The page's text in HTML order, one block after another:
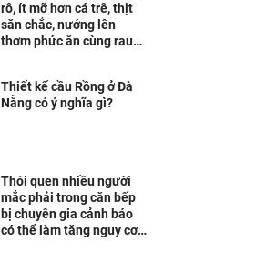
rô, ít mỡ hơn cá trê, thịt
săn chắc, nướng lên
thơm phức ăn cùng rau
Thiết kế cầu Rồng ở Đà
Nẵng có ý nghĩa gì?
Thói quen nhiều người
mắc phải trong căn bếp
bị chuyên gia cảnh báo
có thể làm tăng nguy cơ